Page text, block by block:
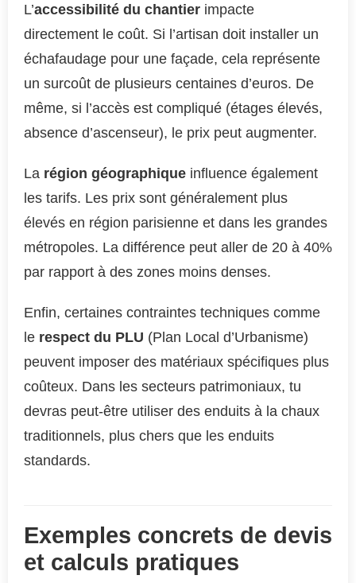
L’accessibilité du chantier impacte
directement le coût. Si l’artisan doit installer un
échafaudage pour une façade, cela représente
un surcoût de plusieurs centaines d’euros. De
même, si l’accès est compliqué (étages élevés,
absence d’ascenseur), le prix peut augmenter.
La région géographique influence également
les tarifs. Les prix sont généralement plus
élevés en région parisienne et dans les grandes
métropoles. La différence peut aller de 20 à 40%
par rapport à des zones moins denses.
Enfin, certaines contraintes techniques comme
le respect du PLU (Plan Local d’Urbanisme)
peuvent imposer des matériaux spécifiques plus
coûteux. Dans les secteurs patrimoniaux, tu
devras peut-être utiliser des enduits à la chaux
traditionnels, plus chers que les enduits
standards.
Exemples concrets de devis
et calculs pratiques